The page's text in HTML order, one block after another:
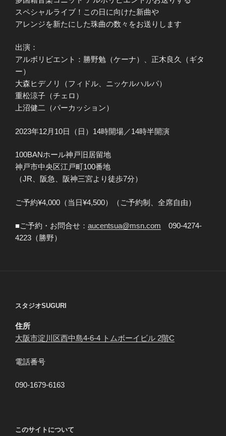
スペシャルライブ！この日に向けた新曲や
アレンジを新たにした珠曲の数々をお送りします
出演：
アルボリビエント：勝野勉（ケーナ）、正木良久（ギタ
ー）
大森ヒデノリ（フィドル、ニッケルハルパ）
重松涼子（チェロ）
上沼健二（パーカッション）
2023年12月10日（日）14時開場／14時半開演
100BANホール神戸旧居留地
神戸市中央区江戸町100番地
（JR、阪急、阪神三宮より徒歩7分）
ご予約¥4,000（当日¥4,500）（ご予約制、全席自由）
■ご予約・お問合せ： aucentsua@msn.com 090-4274-
4223（勝野）
スタジオSUGURI
住所
大阪市淀川区西中島4-6-4 トムボーイビル 2階C
電話番号
090-1679-6163
このサイトについて